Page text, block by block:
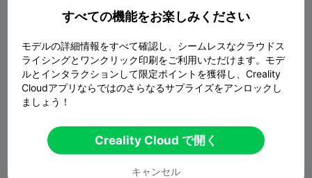
K2 Plus drawer with build plates stand
14  1
すべての機能をお楽しみください
モデルの詳細情報をすべて確認し、シームレスなクラウドス
ライシングとワンクリック印刷をご利用いただけます。モデ
ルとインタラクションして限定ポイントを獲得し、Creality
Cloudアプリならではのさらなるサプライズをアンロックし
ましょう！
Creality Cloud で開く
キャンセル